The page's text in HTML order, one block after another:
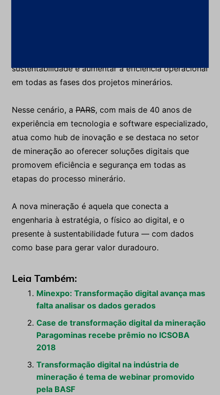
sustentabilidade e aumentar a eficiência operacional
em todas as fases dos projetos minerários.
Nesse cenário, a PARS, com mais de 40 anos de
experiência em tecnologia e software especializado,
atua como hub de inovação e se destaca no setor
de mineração ao oferecer soluções digitais que
promovem eficiência e segurança em todas as
etapas do processo minerário.
A nova mineração é aquela que conecta a
engenharia à estratégia, o físico ao digital, e o
presente à sustentabilidade futura — com dados
como base para gerar valor duradouro.
Leia Também:
Minexpo: Transformação digital avança mas
falta analisar os dados gerados
Case de transformação digital da mineração
Paragominas recebe prêmio no ICSOBA
2018
Transformação digital na indústria de
mineração é tema de webinar promovido
pela BASF